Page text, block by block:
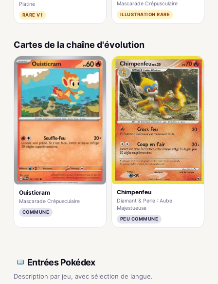
Platine
RARE V1
Mascarade Crépusculaire
ILLUSTRATION RARE
Cartes de la chaîne d'évolution
Ouisticram
Mascarade Crépusculaire
COMMUNE
Chimpenfeu
Diamant & Perle : Aube
Majestueuse
PEU COMMUNE
Entrées Pokédex
Description par jeu, avec sélection de langue.